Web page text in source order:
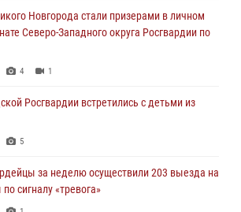
Новгорода стали призерами в личном
Северо-Западного округа Росгвардии по
4 1
Росгвардии встретились с детьми из
5
за неделю осуществили 203 выезда на
сигналу «тревога»